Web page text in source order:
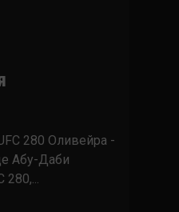
280 Оливейра -
Абу-Даби